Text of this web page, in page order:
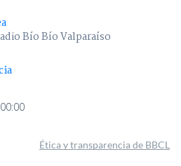
Bío Bío Valparaíso
Ética y transparencia de BBCL